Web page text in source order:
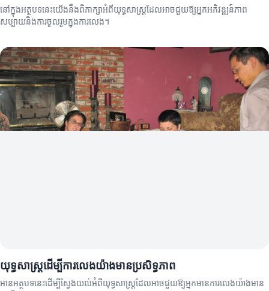
នៅក្នុងអត្ថបទនេះយើងនឹងពិភាក្សាអំពីយុទ្ធសាស្ត្រដែលអាចជួយឱ្យអ្នកអភិវឌ្ឍន៍ភាព
សប្បាយនិងការចូលរួមក្នុងការលេង។
យុទ្ធសាស្ត្រដើម្បីការលេងយ៉ាងមានប្រសិទ្ធភាព
អានអត្ថបទនេះដើម្បីស្វែងយល់អំពីយុទ្ធសាស្ត្រដែលអាចជួយឱ្យអ្នកមានការលេងយ៉ាងមាន